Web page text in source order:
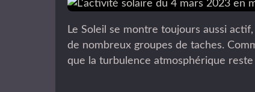
Le Soleil se montre toujours aussi
de nombreux groupes de taches.
que la turbulence atmosphérique